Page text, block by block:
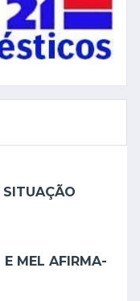
E MEL AFIRMA-